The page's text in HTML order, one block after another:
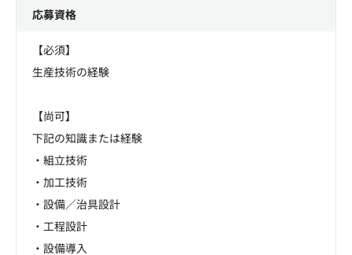
応募資格
【必須】
生産技術の経験
【尚可】
下記の知識または経験
・組立技術
・加工技術
・設備／治具設計
・工程設計
・設備導入